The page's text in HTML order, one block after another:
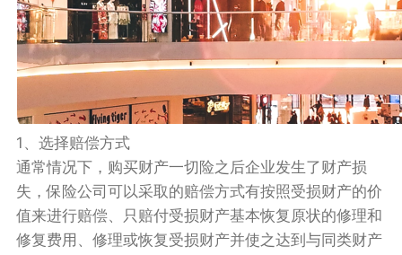
1、选择赔偿方式
通常情况下，购买财产一切险‍之后企业发生了财产损
失，保险公司可以采取的赔偿方式有按照受损财产的价
值来进行赔偿、只赔付受损财产基本恢复原状的修理和
修复费用、修理或恢复受损财产并使之达到与同类财产